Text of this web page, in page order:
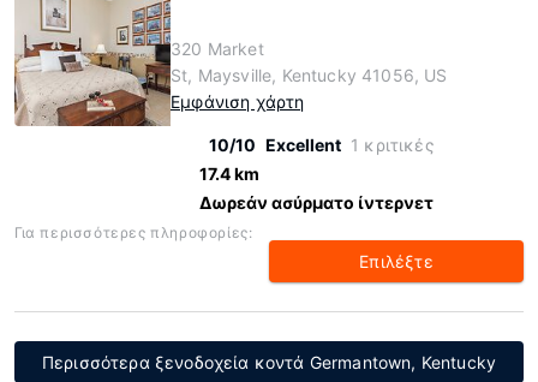
320 Market
St, Maysville, Kentucky 41056, US
Εμφάνιση χάρτη
10/10 Excellent 1 κριτικές
17.4 km
Δωρεάν ασύρματο ίντερνετ
Για περισσότερες πληροφορίες:
Επιλέξτε
Περισσότερα ξενοδοχεία κοντά Germantown, Kentucky